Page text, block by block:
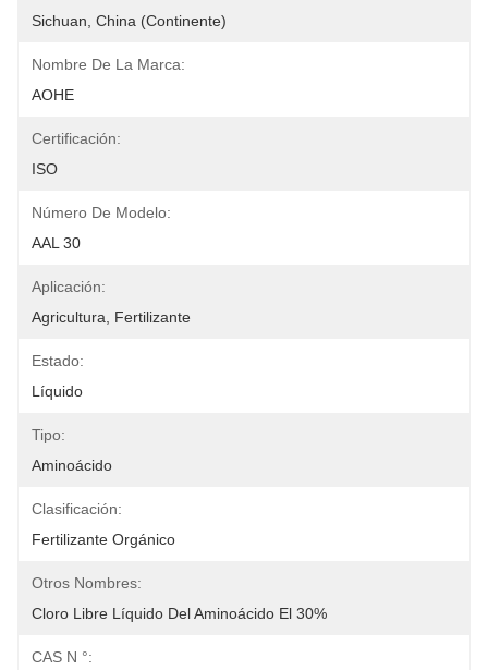
Sichuan, China (continente)
Nombre De La Marca:
AOHE
Certificación:
ISO
Número De Modelo:
AAL 30
Aplicación:
Agricultura, Fertilizante
Estado:
Líquido
Tipo:
Aminoácido
Clasificación:
Fertilizante Orgánico
Otros Nombres:
Cloro Libre Líquido Del Aminoácido El 30%
CAS N °: